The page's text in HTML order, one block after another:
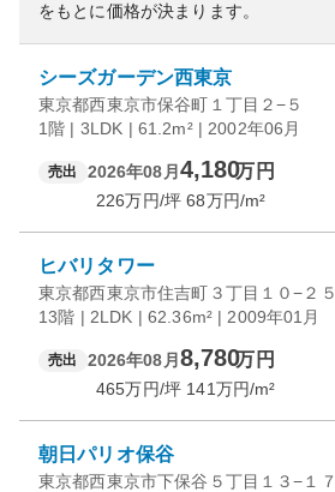
をもとに価格が決まります。
シーズガーデン西東京
東京都西東京市保谷町１丁目２−５
1階 | 3LDK | 61.2m² | 2002年06月
売出 2026年08月 4,180万円
226万円/坪 68万円/m²
ヒバリタワー
東京都西東京市住吉町３丁目１０−２５
13階 | 2LDK | 62.36m² | 2009年01月
売出 2026年08月 8,780万円
465万円/坪 141万円/m²
朝日パリオ保谷
東京都西東京市下保谷５丁目１３−１７